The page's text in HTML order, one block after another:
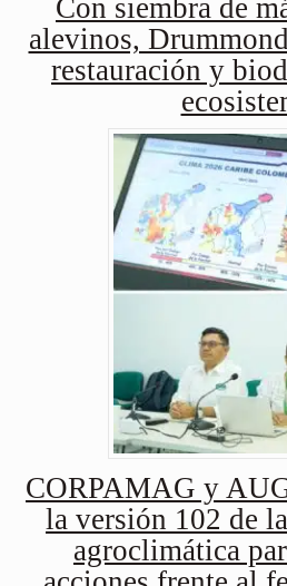
Con siembra de
alevinos,
restauración y
CORPAMAG y
la versión 102 de
agroclimática